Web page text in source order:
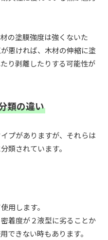
の塗膜強度は強くないた
悪ければ、木材の伸縮に塗
り剥離したりする可能性が
類の違い
プがありますが、それらは
類されています。
用します。
着度が２液型に劣ることか
できない時もあります。